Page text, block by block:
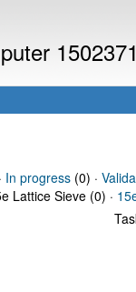
1502371
In progress(0) ·
Lattice Sieve (0) ·